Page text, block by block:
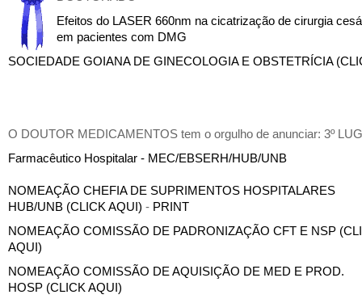
Efeitos do LASER 660nm na cicatrização de cirurgia
em pacientes com DMG
SOCIEDADE GOIANA DE GINECOLOGIA E OBSTETRÍCIA
O DOUTOR MEDICAMENTOS tem o orgulho de anunciar: 3º
Farmacêutico Hospitalar - MEC/EBSERH/HUB/UNB
NOMEAÇÃO CHEFIA DE SUPRIMENTOS HOSPITALARES
HUB/UNB (CLICK AQUI) - PRINT
NOMEAÇÃO COMISSÃO DE PADRONIZAÇÃO CFT E NSP
AQUI)
NOMEAÇÃO COMISSÃO DE AQUISIÇÃO DE MED E PROD.
HOSP (CLICK AQUI)